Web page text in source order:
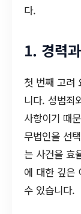
다.
1. 경력
첫 번째 고려
니다. 성범죄
사항이기 때
무법인을 선
는 사건을 효
에 대한 깊은
수 있습니다.